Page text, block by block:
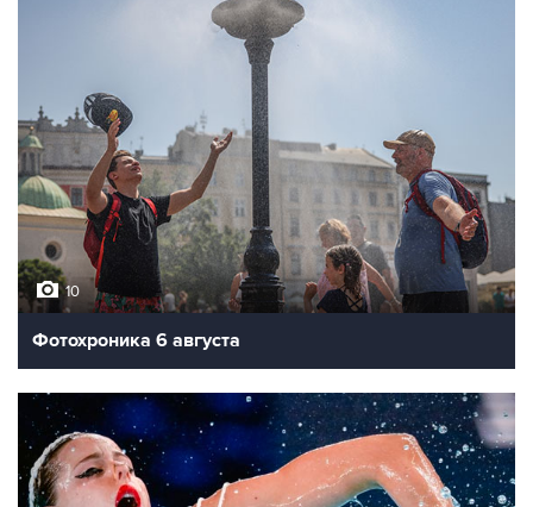
10
Фотохроника 6 августа